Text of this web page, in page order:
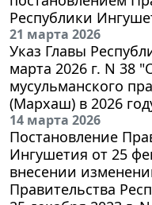
Республики
21 марта 2026
Указ Главы
марта 2026 г. N 38
мусульманского
(Мархаш) в 2026
14 марта 2026
Постановление
Ингушетия от 25
внесении
Правительства